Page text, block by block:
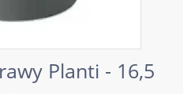
Planti - 16,5